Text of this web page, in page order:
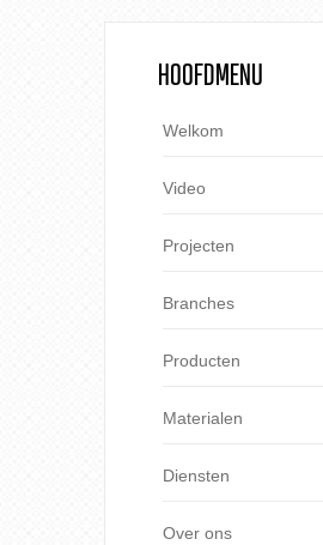
HOOFDMENU
Welkom
Video
Projecten
Branches
Producten
Materialen
Diensten
Over ons